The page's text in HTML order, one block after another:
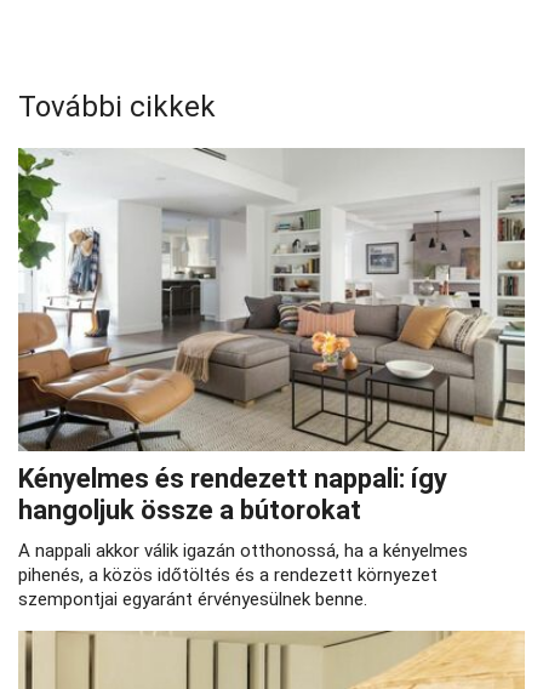
További cikkek
Kényelmes és rendezett nappali: így
hangoljuk össze a bútorokat
A nappali akkor válik igazán otthonossá, ha a kényelmes
pihenés, a közös időtöltés és a rendezett környezet
szempontjai egyaránt érvényesülnek benne.